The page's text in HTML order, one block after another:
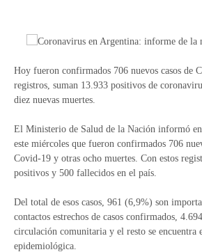
Hoy fueron confirmados 706 nuevos casos de
registros, suman 13.933 positivos de
diez nuevas muertes.
El Ministerio de Salud de la Nación informó
este miércoles que fueron confirmados 706
Covid-19 y otras ocho muertes. Con estos
positivos y 500 fallecidos en el país.
Del total de esos casos, 961 (6,9%) son
contactos estrechos de casos confirmados,
circulación comunitaria y el resto se encuentra
epidemiológica.